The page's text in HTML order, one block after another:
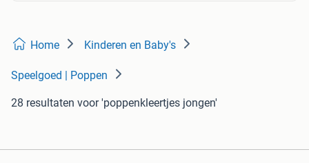
Home Kinderen en Baby's
Speelgoed | Poppen
28 resultaten voor 'poppenkleertjes jongen'